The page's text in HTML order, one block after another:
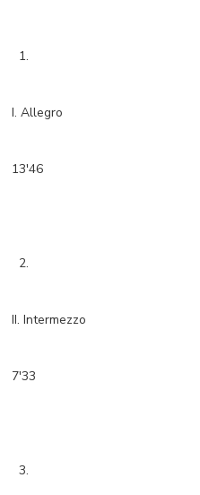
1.
I. Allegro
13'46
2.
II. Intermezzo
7'33
3.